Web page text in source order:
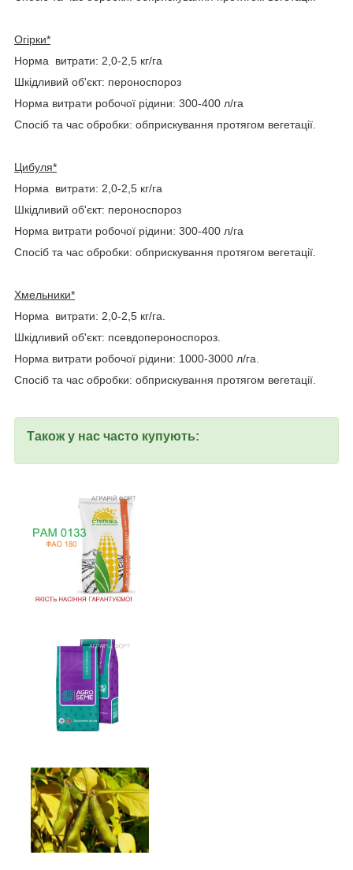
Огірки*
Норма витрати: 2,0-2,5 кг/га
Шкідливий об'єкт: пероноспороз
Норма витрати робочої рідини: 300-400 л/га
Спосіб та час обробки: обприскування протягом вегетації.
Цибуля*
Норма витрати: 2,0-2,5 кг/га
Шкідливий об'єкт: пероноспороз
Норма витрати робочої рідини: 300-400 л/га
Спосіб та час обробки: обприскування протягом вегетації.
Хмельники*
Норма витрати: 2,0-2,5 кг/га.
Шкідливий об'єкт: псевдопероноспороз.
Норма витрати робочої рідини: 1000-3000 л/га.
Спосіб та час обробки: обприскування протягом вегетації.
Також у нас часто купують: